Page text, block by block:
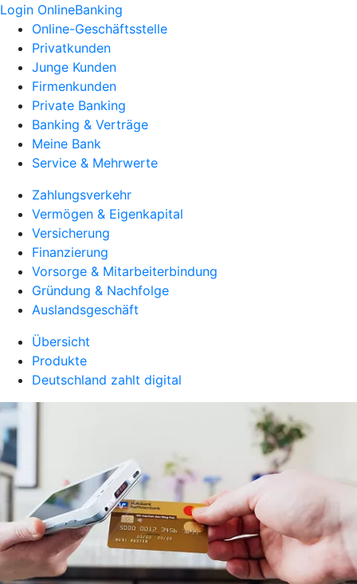
Login OnlineBanking
Online-Geschäftsstelle
Privatkunden
Junge Kunden
Firmenkunden
Private Banking
Banking & Verträge
Meine Bank
Service & Mehrwerte
Zahlungsverkehr
Vermögen & Eigenkapital
Versicherung
Finanzierung
Vorsorge & Mitarbeiterbindung
Gründung & Nachfolge
Auslandsgeschäft
Übersicht
Produkte
Deutschland zahlt digital